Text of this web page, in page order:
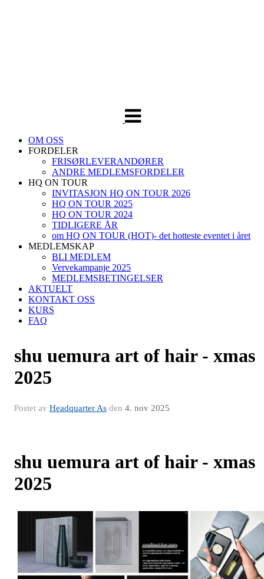
OM OSS
FORDELER
FRISØRLEVERANDØRER
ANDRE MEDLEMSFORDELER
HQ ON TOUR
INVITASJON HQ ON TOUR 2026
HQ ON TOUR 2025
HQ ON TOUR 2024
TIDLIGERE ÅR
om HQ ON TOUR (HOT)- det hotteste eventet i året
MEDLEMSKAP
BLI MEDLEM
Vervekampanje 2025
MEDLEMSBETINGELSER
AKTUELT
KONTAKT OSS
KURS
FAQ
shu uemura art of hair - xmas
2025
Postet av Headquarter As den 4. nov 2025
shu uemura art of hair - xmas
2025